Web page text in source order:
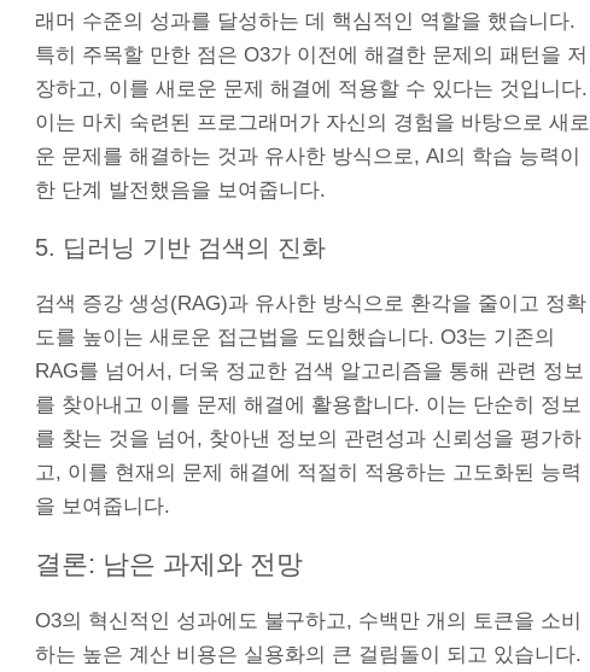
래머 수준의 성과를 달성하는 데 핵심적인 역할을 했습니다.
특히 주목할 만한 점은 O3가 이전에 해결한 문제의 패턴을 저
장하고, 이를 새로운 문제 해결에 적용할 수 있다는 것입니다.
이는 마치 숙련된 프로그래머가 자신의 경험을 바탕으로 새로
운 문제를 해결하는 것과 유사한 방식으로, AI의 학습 능력이
한 단계 발전했음을 보여줍니다.
5. 딥러닝 기반 검색의 진화
검색 증강 생성(RAG)과 유사한 방식으로 환각을 줄이고 정확
도를 높이는 새로운 접근법을 도입했습니다. O3는 기존의
RAG를 넘어서, 더욱 정교한 검색 알고리즘을 통해 관련 정보
를 찾아내고 이를 문제 해결에 활용합니다. 이는 단순히 정보
를 찾는 것을 넘어, 찾아낸 정보의 관련성과 신뢰성을 평가하
고, 이를 현재의 문제 해결에 적절히 적용하는 고도화된 능력
을 보여줍니다.
결론: 남은 과제와 전망
O3의 혁신적인 성과에도 불구하고, 수백만 개의 토큰을 소비
하는 높은 계산 비용은 실용화의 큰 걸림돌이 되고 있습니다.